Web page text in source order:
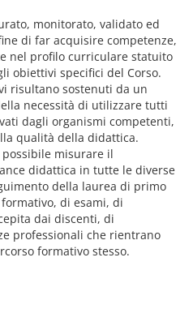
monitorato, validato ed
di far acquisire competenze,
nel profilo curriculare statuito
obiettivi specifici del Corso.
risultano sostenuti da un
necessità di utilizzare tutti
dagli organismi competenti,
qualità della didattica.
misurare il
didattica in tutte le diverse
della laurea di primo
di esami, di
dai discenti, di
professionali che rientrano
formativo stesso.